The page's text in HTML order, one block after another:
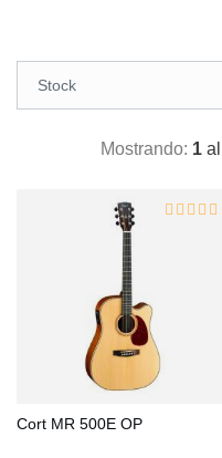
Mostrando: 1 al
Cort MR 500E OP